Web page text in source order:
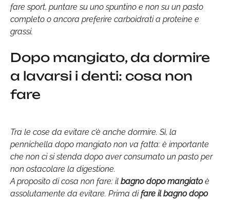
fare sport, puntare su uno spuntino e non su un pasto
completo o ancora preferire carboidrati a proteine e
grassi.
Dopo mangiato, da dormire
a lavarsi i denti: cosa non
fare
Tra le cose da evitare c’è anche dormire. Sì, la
pennichella dopo mangiato non va fatta: è importante
che non ci si stenda dopo aver consumato un pasto per
non ostacolare la digestione.
A proposito di cosa non fare: il bagno dopo mangiatoè
assolutamente da evitare. Prima difare il bagno dopo